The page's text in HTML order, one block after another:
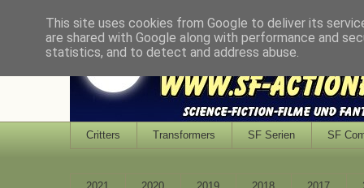
Critters Transformers SF Serien SF
This site uses cookies from Google to deliver its
are shared with Google along with performance and
statistics, and to detect and address abuse.